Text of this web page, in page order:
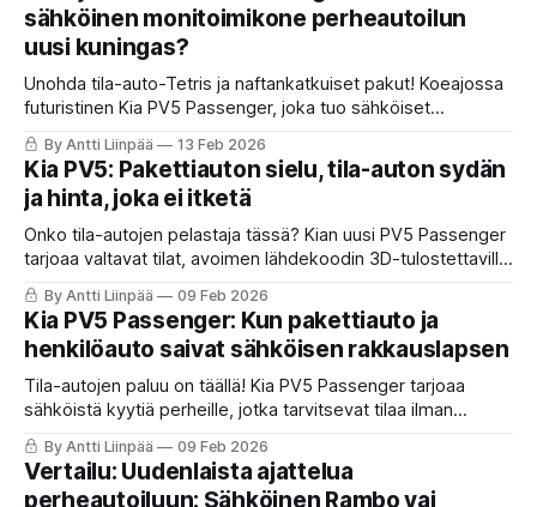
sähköinen monitoimikone perheautoilun
uusi kuningas?
Unohda tila-auto-Tetris ja naftankatkuiset pakut! Koeajossa
futuristinen Kia PV5 Passenger, joka tuo sähköiset
huipputilat lapsiperheiden ja taksien ulottuville
hämmentävään hintaan. Lue, miksi tämä sähköinen
monitoimikone on suorastaan ”tähtituote”.
By Antti Liinpää 13 Feb 2026
Kia PV5: Pakettiauton sielu, tila-auton sydän
ja hinta, joka ei itketä
Onko tila-autojen pelastaja tässä? Kian uusi PV5 Passenger
tarjoaa valtavat tilat, avoimen lähdekoodin 3D-tulostettaville
lisävarusteille ja mahdollisuuden talvigrillaukseen auton V2L-
ominaisuudella. Lue ja katso ensifiilis PV5:n ohjaksissa.
By Antti Liinpää 09 Feb 2026
Kia PV5 Passenger: Kun pakettiauto ja
henkilöauto saivat sähköisen rakkauslapsen
Tila-autojen paluu on täällä! Kia PV5 Passenger tarjoaa
sähköistä kyytiä perheille, jotka tarvitsevat tilaa ilman
kompromisseja. Alle 50 000 euron hintalapulla varustettu
uutuus yllättää.
By Antti Liinpää 09 Feb 2026
Vertailu: Uudenlaista ajattelua
perheautoiluun: Sähköinen Rambo vai